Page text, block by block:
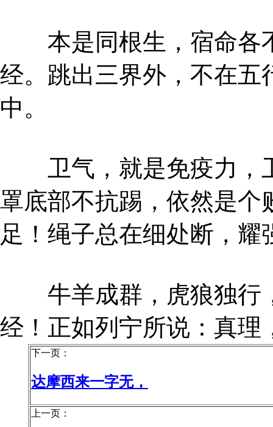
本是同根生，宿命各
经。跳出三界外，不在五
中。
卫气，就是免疫力，
罩底部不抗踢，依然是个
足！绳子总在细处断，
牛羊成群，虎狼独行
经！正如列宁所说：真理
下一页：
达摩西来一字无，
上一页：